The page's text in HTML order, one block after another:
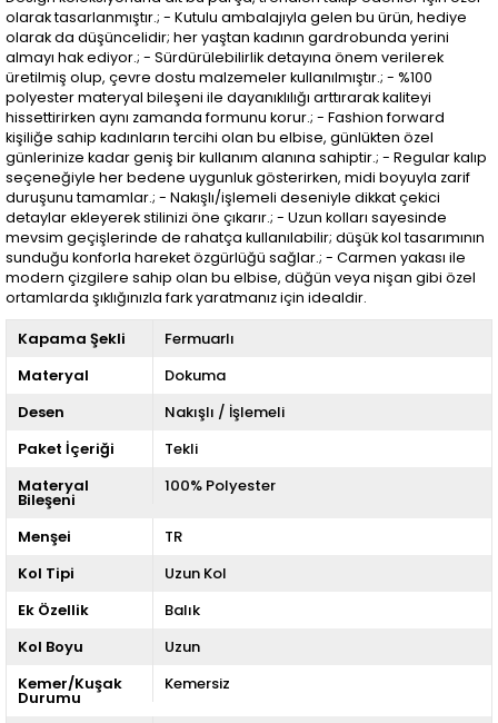
olarak tasarlanmıştır.; - Kutulu ambalajıyla gelen bu ürün, hediye
olarak da düşüncelidir; her yaştan kadının gardrobunda yerini
almayı hak ediyor.; - Sürdürülebilirlik detayına önem verilerek
üretilmiş olup, çevre dostu malzemeler kullanılmıştır.; - %100
polyester materyal bileşeni ile dayanıklılığı arttırarak kaliteyi
hissettirirken aynı zamanda formunu korur.; - Fashion forward
kişiliğe sahip kadınların tercihi olan bu elbise, günlükten özel
günlerinize kadar geniş bir kullanım alanına sahiptir.; - Regular kalıp
seçeneğiyle her bedene uygunluk gösterirken, midi boyuyla zarif
duruşunu tamamlar.; - Nakışlı/işlemeli deseniyle dikkat çekici
detaylar ekleyerek stilinizi öne çıkarır.; - Uzun kolları sayesinde
mevsim geçişlerinde de rahatça kullanılabilir; düşük kol tasarımının
sunduğu konforla hareket özgürlüğü sağlar.; - Carmen yakası ile
modern çizgilere sahip olan bu elbise, düğün veya nişan gibi özel
ortamlarda şıklığınızla fark yaratmanız için idealdir.
Kapama Şekli
Fermuarlı
Materyal
Dokuma
Desen
Nakışlı / İşlemeli
Paket İçeriği
Tekli
Materyal
Bileşeni
100% Polyester
Menşei
TR
Kol Tipi
Uzun Kol
Ek Özellik
Balık
Kol Boyu
Uzun
Kemer/Kuşak
Durumu
Kemersiz